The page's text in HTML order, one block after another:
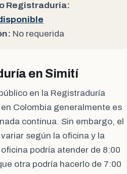
Registraduría:
No requerida
en Simití
en la Registraduría
Colombia generalmente es
continua. Sin embargo, el
según la oficina y la
podría atender de 8:00
otra podría hacerlo de 7:00